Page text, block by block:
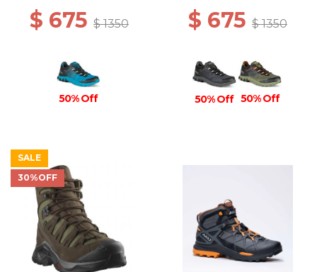
$ 675 $ 1350
50% Off
$ 675 $ 1350
50% Off 50% Off
SALE
30%OFF